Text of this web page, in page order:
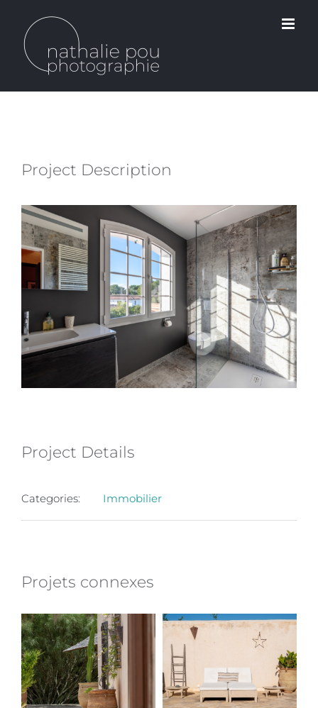
contenu
Project Description
Project Details
Categories: Immobilier
Projets connexes